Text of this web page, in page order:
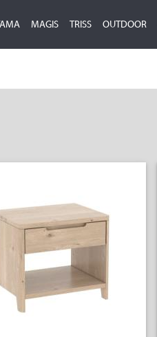
MAGIS TRISS OUTDOOR